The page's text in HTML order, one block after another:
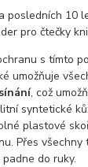
posledních 10
pro čtečky
s tímto
umožňuje
, což
syntetické
plastové
Přes
do ruky.